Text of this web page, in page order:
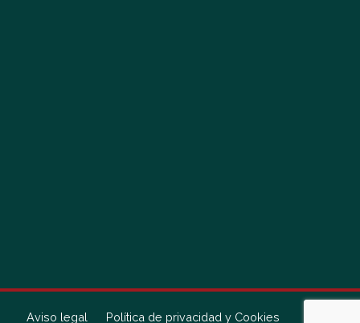
Aviso legal Política de privacidad y Cookies